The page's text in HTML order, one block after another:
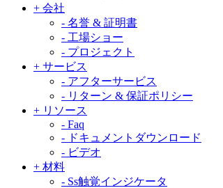
+ 会社
- 名誉 & 証明書
- 工場ショー
- プロジェクト
+ サービス
- アフターサービス
- リターン & 保証ポリシー
+ リソース
- Faq
- ドキュメントダウンロード
- ビデオ
+ 材料
- Ss触覚インジケータ